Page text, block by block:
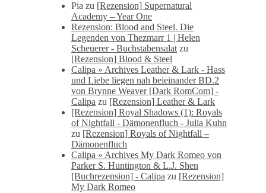
Pia zu [Rezension] Supernatural
Academy – Year One
Rezension: Blood and Steel. Die
Legenden von Thezmarr 1 | Helen
Scheuerer - Buchstabensalat zu
[Rezension] Blood & Steel
Calipa » Archives Leather & Lark - Hass
und Liebe liegen nah beieinander BD.2
von Brynne Weaver [Dark RomCom] -
Calipa zu [Rezension] Leather & Lark
[Rezension] Royal Shadows (1): Royals
of Nightfall - Dämonenfluch - Julia Kuhn
zu [Rezension] Royals of Nightfall –
Dämonenfluch
Calipa » Archives My Dark Romeo von
Parker S. Huntington & L.J. Shen
[Buchrezension] - Calipa zu [Rezension]
My Dark Romeo